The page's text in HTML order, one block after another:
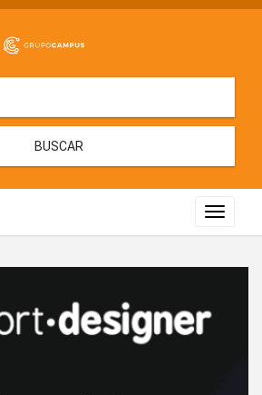
BUSCAR
Toggle